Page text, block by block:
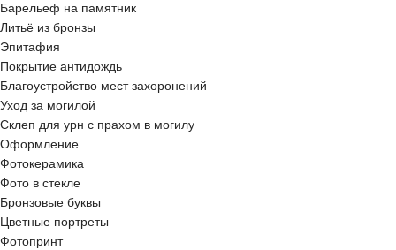
Барельеф на памятник
Литьё из бронзы
Эпитафия
Покрытие антидождь
Благоустройство мест захоронений
Уход за могилой
Склеп для урн с прахом в могилу
Оформление
Фотокерамика
Фото в стекле
Бронзовые буквы
Цветные портреты
Фотопринт